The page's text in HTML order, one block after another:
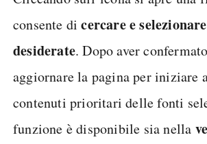
consente di cercare e
desiderate. Dopo aver
aggiornare la pagina per iniziare
contenuti prioritari delle fonti
funzione è disponibile sia nella